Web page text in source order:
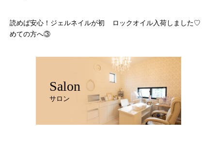
読めば安心！ジェルネイルが初
めての方へ③
ロックオイル入荷しました♡
Salon
サロン